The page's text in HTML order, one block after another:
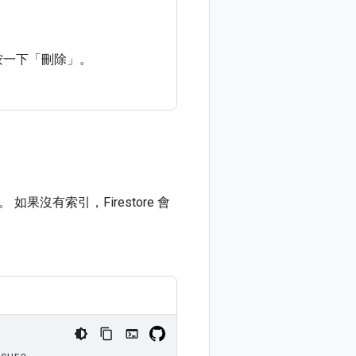
下「刪除」 。
如果沒有索引，Firestore 會